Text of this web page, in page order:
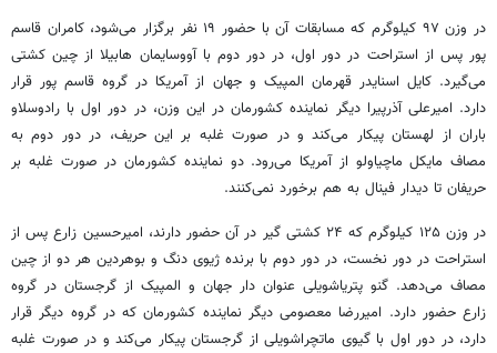
در وزن ۹۷ کیلوگرم که مسابقات آن با حضور ۱۹ نفر برگزار می‌شود، کامران قاسم
پور پس از استراحت در دور اول، در دور دوم باآووسایمان هابیلااز چین کشتی
می‌گیرد.کایل اسنایدر قهرمان المپیک و جهان از آمریکا در گروه قاسم پور قرار
دارد. امیرعلی آذرپیرا دیگر نماینده کشورمان در این وزن، در دور اول با رادوسلاو
باران از لهستان پیکار می‌کند و در صورت غلبه بر این حریف، در دور دوم به
مصاف مایکل ماچیاولو از آمریکا می‌رود. دو نماینده کشورمان در صورت غلبه بر
حریفان تا دیدار فینال به هم برخورد نمی‌کنند.
در وزن ۱۲۵ کیلوگرم که ۲۴ کشتی گیر در آن حضور دارند، امیرحسین زارع پس از
استراحت در دور نخست، در دور دوم با برنده ژیوی دنگ و بوهردین هر دو از چین
مصاف می‌دهد. گنو پتریاشویلی عنوان دار جهان و المپیک از گرجستان در گروه
زارع حضور دارد. امیررضا معصومی دیگر نماینده کشورمان که در گروه دیگر قرار
دارد، در دور اول باگیوی ماتچراشویلی از گرجستان پیکار می‌کند و در صورت غلبه